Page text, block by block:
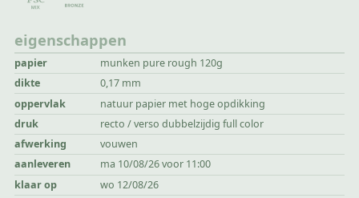
eigenschappen
papier
munken pure rough 120g
dikte
0,17 mm
oppervlak
natuur papier met hoge opdikking
druk
recto / verso dubbelzijdig full color
afwerking
vouwen
aanleveren
ma 10/08/26 voor 11:00
klaar op
wo 12/08/26